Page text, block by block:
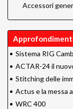
Accessori
• Sistema RIG
• ACTAR-24 il
• Stitching delle
• Actus e la messa
• WRC 400